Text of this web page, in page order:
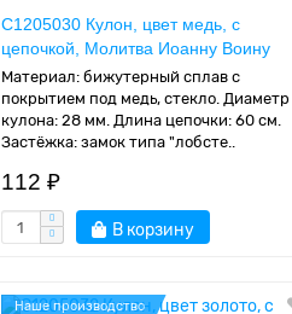
C1205030 Кулон, цвет медь, с
цепочкой, Молитва Иоанну Воину
Материал: бижутерный сплав с
покрытием под медь, стекло. Диаметр
кулона: 28 мм. Длина цепочки: 60 см.
Застёжка: замок типа "лобсте..
112 ₽
В корзину
Наше производство